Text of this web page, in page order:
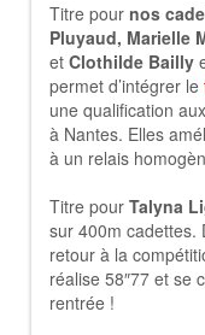
Titre pour nos
Pluyaud, Marielle
et Clothilde Bailly
permet d’intégrer le
une qualification
à Nantes. Elles
à un relais
Titre pour Talyna
sur 400m cadettes.
retour à la
réalise 58″77 et se
rentrée !